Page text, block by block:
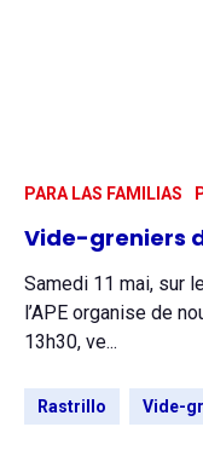
PARA LAS FAMILIAS
Vide-greniers
Samedi 11 mai, sur
l’APE organise de
13h30, ve...
Rastrillo Vide-